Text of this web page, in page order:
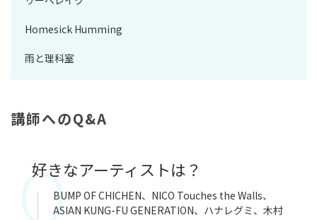
Homesick Humming
雨と理科室
講師へのQ&A
好きなアーティストは？
BUMP OF CHICHEN、NICO Touches the Walls、
ASIAN KUNG-FU GENERATION、ハナレグミ、木村